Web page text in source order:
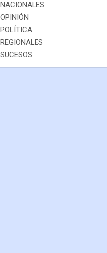
NACIONALES
OPINIÓN
POLÍTICA
REGIONALES
SUCESOS